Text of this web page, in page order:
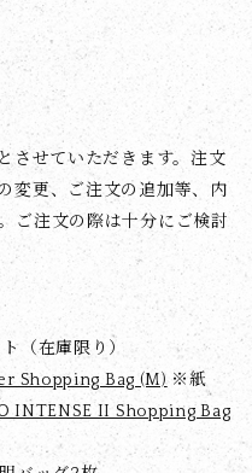
させていただきます。注文
変更、ご注文の追加等、内
ご注文の際は十分にご検討
（在庫限り）
Shopping Bag (M) ※紙
INTENSE II Shopping Bag